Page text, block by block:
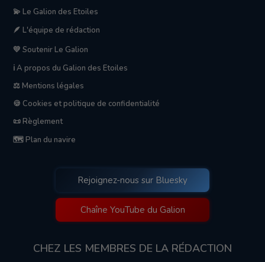
💫 Le Galion des Etoiles
🪶 L'équipe de rédaction
💛 Soutenir Le Galion
ℹ️ A propos du Galion des Etoiles
⚖️ Mentions légales
🍪 Cookies et politique de confidentialité
📜 Règlement
🗺️ Plan du navire
Rejoignez-nous sur Bluesky
Chaîne YouTube du Galion
CHEZ LES MEMBRES DE LA RÉDACTION